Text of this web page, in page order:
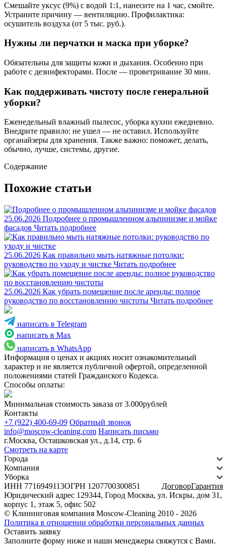
Смешайте уксус (9%) с водой 1:1, нанесите на 1 час, смойте.
Устраните причину — вентиляцию. Профилактика:
осушитель воздуха (от 5 тыс. руб.).
Нужны ли перчатки и маска при уборке?
Обязательны для защиты кожи и дыхания. Особенно при
работе с дезинфекторами. После — проветривание 30 мин.
Как поддерживать чистоту после генеральной
уборки?
Еженедельный влажный пылесос, уборка кухни ежедневно.
Внедрите правило: не ушел — не оставил. Используйте
органайзеры для хранения. Также важно: поможет, делать,
обычно, лучше, системы, другие.
Содержание
Похожие статьи
25.06.2026 Подробнее о промышленном альпинизме и мойке
фасадов Читать подробнее
25.06.2026 Как правильно мыть натяжные потолки:
руководство по уходу и чистке Читать подробнее
25.06.2026 Как убрать помещение после аренды: полное
руководство по восстановлению чистоты Читать подробнее
написать в Telegram
написать в Max
написать в WhatsApp
Информация о ценах и акциях носит ознакомительный
характер и не является публичной офертой, определенной
положениями статей Гражданского Кодекса.
Способы оплаты:
Минимальная стоимость заказа от 3.000рублей
Контакты
+7 (922) 400-69-09 Обратный звонок
info@moscow-cleaning.com Написать письмо
г.Москва, Осташковская ул., д.14, стр. 6
Смотреть на карте
Города
Компания
Уборка
ИНН 7716949113ОГРН 1207700300851 ДоговорГарантия
Юридический адрес 129344, Город Москва, ул. Искры, дом 31,
корпус 1, этаж 5, офис 502
© Клининговая компания Moscow-Cleaning 2010 - 2026
Политика в отношении обработки персональных данных
Оставить заявку
Заполните форму ниже и наши менеджеры свяжутся с Вами.